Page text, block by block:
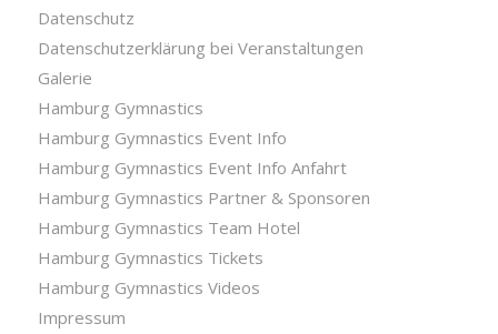
Datenschutz
Datenschutzerklärung bei Veranstaltungen
Galerie
Hamburg Gymnastics
Hamburg Gymnastics Event Info
Hamburg Gymnastics Event Info Anfahrt
Hamburg Gymnastics Partner & Sponsoren
Hamburg Gymnastics Team Hotel
Hamburg Gymnastics Tickets
Hamburg Gymnastics Videos
Impressum